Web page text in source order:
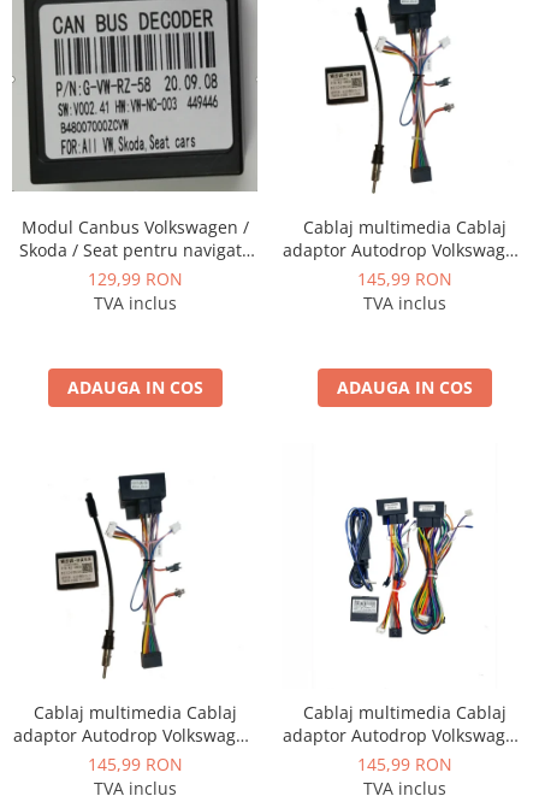
Fiat
Jeep
Volvo
Porsche
Ssangyong
Daihatsu
Rame adaptoare Dodge
Rame adaptoare Chrysler
Rame adaptoare Isuzu
Rame adaptoare Iveco
Rame adaptoare Smart
Rame adaptoare Land Rover
Modul Canbus Volkswagen /
Skoda / Seat pentru navigatii
Android - AD-BGCVWCS
129,99 RON
TVA inclus
ADAUGA IN COS
Cablaj multimedia Cablaj
adaptor Autodrop Volkswagen
Golf 6 (2010-2013) pentru
Navigații multimedia Android
145,99 RON
TVA inclus
ADAUGA IN COS
Cablaj multimedia Cablaj
adaptor Autodrop Volkswagen
T5 Multivan (2008-2015)
pentru Navigații multimedia
145,99 RON
TVA inclus
Cablaj multimedia Cablaj
adaptor Autodrop Volkswagen
Polo (2012-2016) pentru
Navigații multimedia Android
145,99 RON
TVA inclus